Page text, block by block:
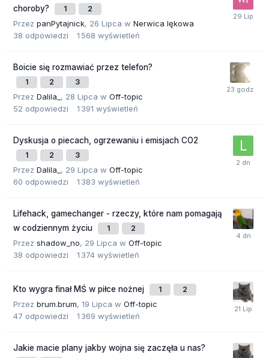
choroby?
1 2
Przez panPytajnick, 26 Lipca w Nerwica lękowa
38 odpowiedzi 1 568 wyświetleń
Boicie się rozmawiać przez telefon?
1 2 3
Przez Dalila_ , 28 Lipca w Off-topic
52 odpowiedzi 1 391 wyświetleń
Dyskusja o piecach, ogrzewaniu i emisjach CO2
1 2 3
Przez Dalila_ , 29 Lipca w Off-topic
60 odpowiedzi 1 383 wyświetleń
Lifehack, gamechanger - rzeczy, które nam pomagają
w codziennym życiu
1 2
Przez shadow_no, 29 Lipca w Off-topic
38 odpowiedzi 1 374 wyświetleń
Kto wygra finał MŚ w piłce nożnej 1 2
Przez brum.brum, 19 Lipca w Off-topic
47 odpowiedzi 1 369 wyświetleń
Jakie macie plany jakby wojna się zaczęła u nas?